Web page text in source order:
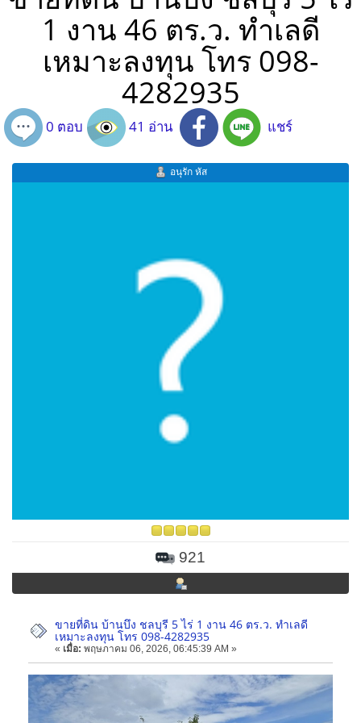
1 งาน 46 ตร.ว. ทำเลดี
เหมาะลงทุน โทร 098-
4282935
0 ตอบ 41 อ่าน แชร์
อนุรัก หัส
921
ขายที่ดิน บ้านบึง ชลบุรี 5 ไร่ 1 งาน 46 ตร.ว. ทำเลดี
เหมาะลงทุน โทร 098-4282935
« เมื่อ: พฤษภาคม 06, 2026, 06:45:39 AM »